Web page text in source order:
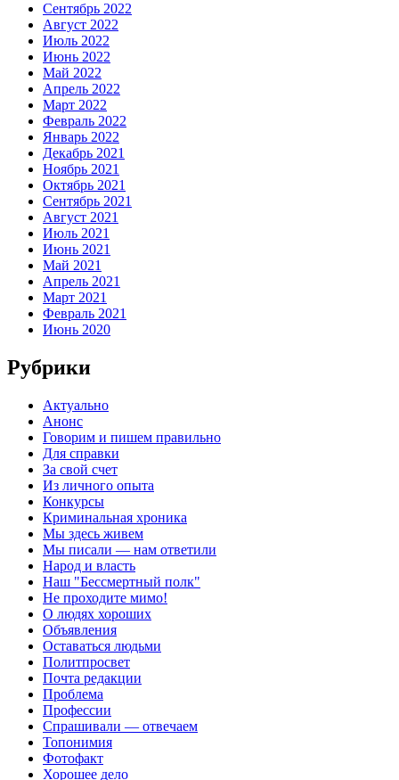
Сентябрь 2022
Август 2022
Июль 2022
Июнь 2022
Май 2022
Апрель 2022
Март 2022
Февраль 2022
Январь 2022
Декабрь 2021
Ноябрь 2021
Октябрь 2021
Сентябрь 2021
Август 2021
Июль 2021
Июнь 2021
Май 2021
Апрель 2021
Март 2021
Февраль 2021
Июнь 2020
Рубрики
Актуально
Анонс
Говорим и пишем правильно
Для справки
За свой счет
Из личного опыта
Конкурсы
Криминальная хроника
Мы здесь живем
Мы писали — нам ответили
Народ и власть
Наш "Бессмертный полк"
Не проходите мимо!
О людях хороших
Объявления
Оставаться людьми
Политпросвет
Почта редакции
Проблема
Профессии
Спрашивали — отвечаем
Топонимия
Фотофакт
Хорошее дело